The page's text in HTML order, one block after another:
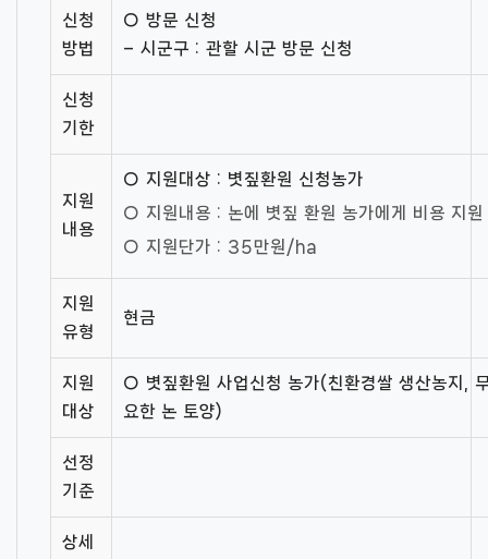
신청
방법
○ 방문 신청
– 시군구 : 관할 시군 방문 신청
신청
기한
지원
내용
○ 지원대상 : 볏짚환원 신청농가
○ 지원내용 : 논에 볏짚 환원 농가에게 비용 지원
○ 지원단가 : 35만원/ha
지원
유형
현금
지원
대상
○ 볏짚환원 사업신청 농가(친환경쌀 생산농지,
요한 논 토양)
선정
기준
상세